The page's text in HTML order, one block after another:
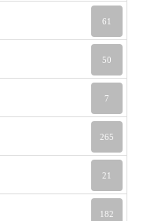
61
50
7
265
21
182